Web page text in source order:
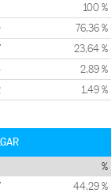
100 %
76,36 %
23,64 %
2,89 %
1,49 %
%
44,29 %